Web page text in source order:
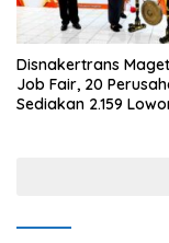
Disnakertrans
Job Fair, 20
Sediakan 2.159